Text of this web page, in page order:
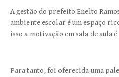
A gestão do prefeito Enelto
ambiente escolar é um espaço
isso a motivação em sala de aula
Para tanto, foi oferecida uma